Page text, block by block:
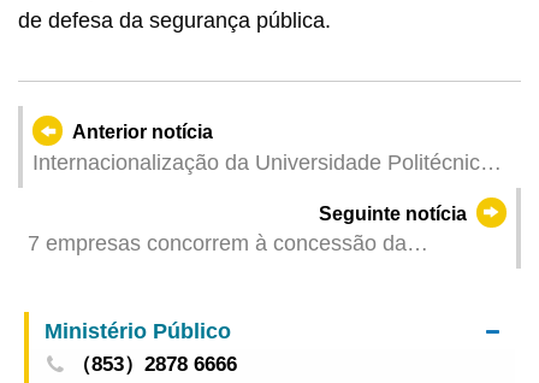
de defesa da segurança pública.
Anterior notícia
Internacionalização da Universidade Politécnica
Seguinte notícia
7 empresas concorrem à concessão da
de seis parques, incluindo o Bairro da Ilha Verde
e o Cheng Tou
Ministério Público
（853）2878 6666